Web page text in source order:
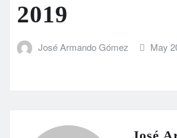
2019
José Armando Gómez May